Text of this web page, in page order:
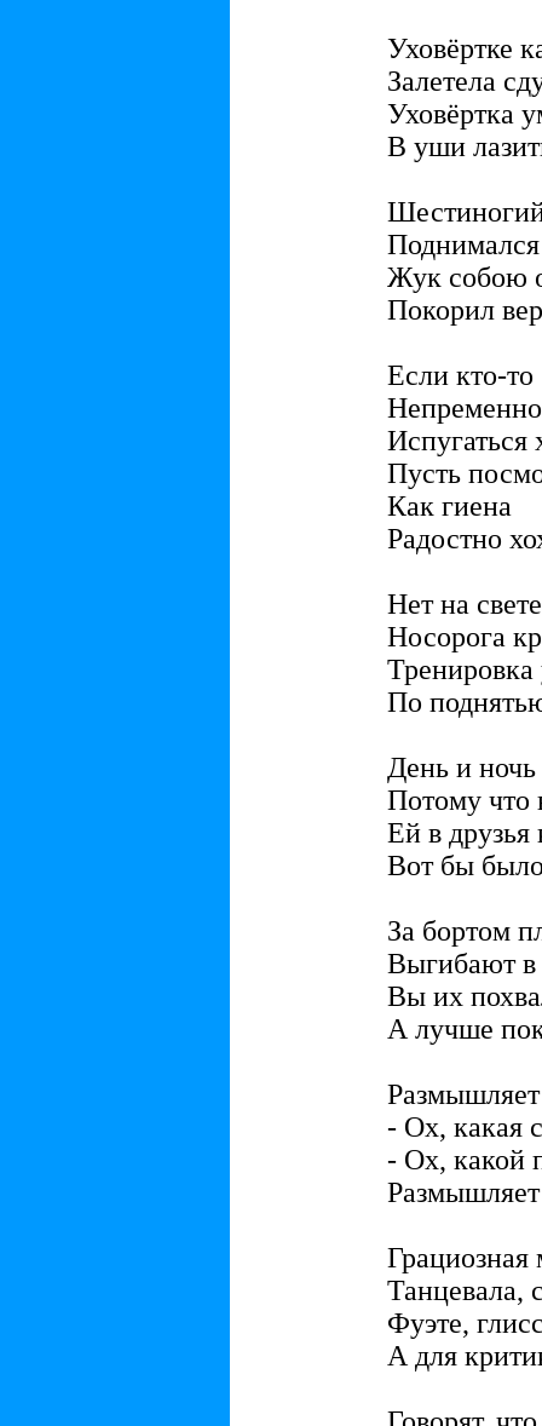
Уховёртке
Залетела
Уховёртка
В уши
Жук собою
Покорил
Если кто-то
Непременно
Испугаться
Пусть
Как гиена
Радостно
Нет на
Носорога
Тренировка
По
День и ночь
Потому что
Ей в друзья
Вот бы
За бортом
Выгибают
Вы их
А лучше
- Ох, какая
- Ох, какой
Грациозная
Танцевала,
Фуэте,
А для